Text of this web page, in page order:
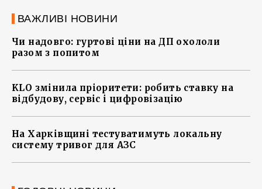
ВАЖЛИВІ НОВИНИ
Чи надовго: гуртові ціни на ДП охололи
разом з попитом
KLO змінила пріоритети: робить ставку на
відбудову, сервіс і цифровізацію
На Харківщині тестуватимуть локальну
систему тривог для АЗС